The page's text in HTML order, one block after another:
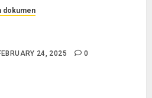
dokumen
24, 2025 0